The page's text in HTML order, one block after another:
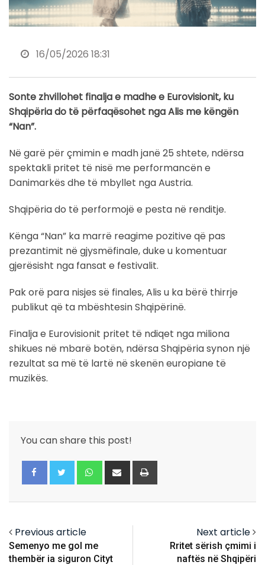
16/05/2026 18:31
Sonte zhvillohet finalja e madhe e Eurovisionit, ku
Shqipëria do të përfaqësohet nga Alis me këngën
“Nan”.
Në garë për çmimin e madh janë 25 shtete, ndërsa
spektakli pritet të nisë me performancën e
Danimarkës dhe të mbyllet nga Austria.
Shqipëria do të performojë e pesta në renditje.
Kënga “Nan” ka marrë reagime pozitive që pas
prezantimit në gjysmëfinale, duke u komentuar
gjerësisht nga fansat e festivalit.
Pak orë para nisjes së finales, Alis u ka bërë thirrje
publikut që ta mbështesin Shqipërinë.
Finalja e Eurovisionit pritet të ndiqet nga miliona
shikues në mbarë botën, ndërsa Shqipëria synon një
rezultat sa më të lartë në skenën europiane të
muzikës.
You can share this post!
Whatsapp
Share
via
Previous article
Semenyo me gol me
thembër ia siguron Cityt
Next article
Rritet sërish çmimi i
naftës në Shqipëri